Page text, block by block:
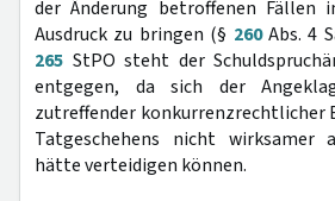
der Änderung betroffenen Fällen
Ausdruck zu bringen (§ 260Abs. 4
265 StPO steht der
entgegen, da sich der
zutreffender konkurrenzrechtlicher
Tatgeschehens nicht wirksamer
hätte verteidigen können.